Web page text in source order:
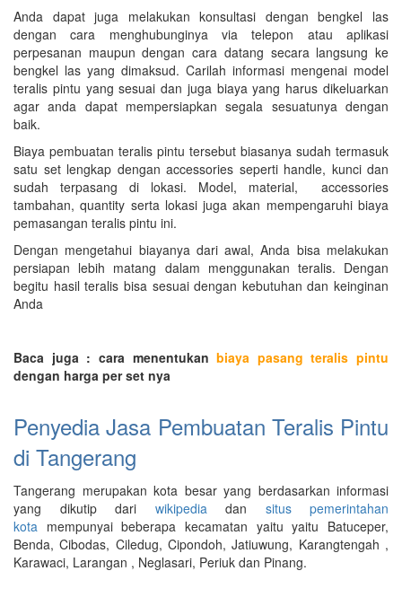
Anda dapat juga melakukan konsultasi dengan bengkel las
dengan cara menghubunginya via telepon atau aplikasi
perpesanan maupun dengan cara datang secara langsung ke
bengkel las yang dimaksud. Carilah informasi mengenai model
teralis pintu yang sesuai dan juga biaya yang harus dikeluarkan
agar anda dapat mempersiapkan segala sesuatunya dengan
baik.
Biaya pembuatan teralis pintu tersebut biasanya sudah termasuk
satu set lengkap dengan accessories seperti handle, kunci dan
sudah terpasang di lokasi. Model, material, accessories
tambahan, quantity serta lokasi juga akan mempengaruhi biaya
pemasangan teralis pintu ini.
Dengan mengetahui biayanya dari awal, Anda bisa melakukan
persiapan lebih matang dalam menggunakan teralis. Dengan
begitu hasil teralis bisa sesuai dengan kebutuhan dan keinginan
Anda
Baca juga : cara menentukan biaya pasang teralis pintu
dengan harga per set nya
Penyedia Jasa Pembuatan Teralis Pintu
di Tangerang
Tangerang merupakan kota besar yang berdasarkan informasi
yang dikutip dari wikipedia dan situs pemerintahan
kota mempunyai beberapa kecamatan yaitu yaitu Batuceper,
Benda, Cibodas, Ciledug, Cipondoh, Jatiuwung, Karangtengah ,
Karawaci, Larangan , Neglasari, Periuk dan Pinang.